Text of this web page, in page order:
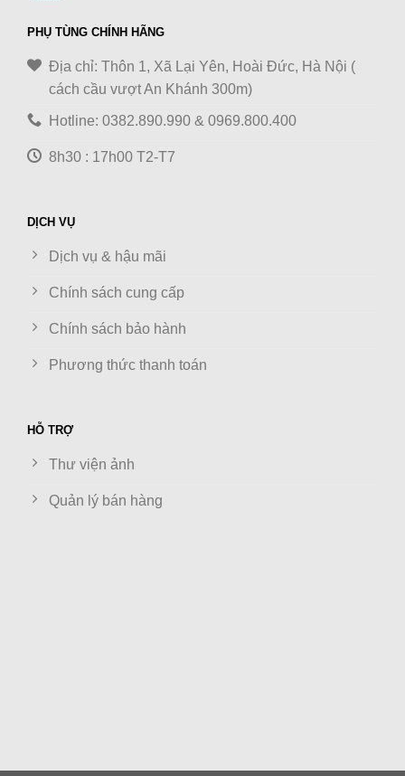
PHỤ TÙNG CHÍNH HÃNG
Địa chỉ: Thôn 1, Xã Lại Yên, Hoài Đức, Hà Nội (
cách cầu vượt An Khánh 300m)
Hotline: 0382.890.990 & 0969.800.400
8h30 : 17h00 T2-T7
DỊCH VỤ
Dịch vụ & hậu mãi
Chính sách cung cấp
Chính sách bảo hành
Phương thức thanh toán
HỖ TRỢ
Thư viện ảnh
Quản lý bán hàng